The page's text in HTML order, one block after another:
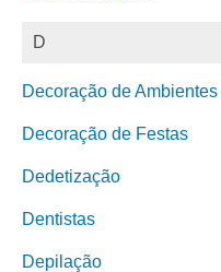
D
Decoração de Ambientes
Decoração de Festas
Dedetização
Dentistas
Depilação